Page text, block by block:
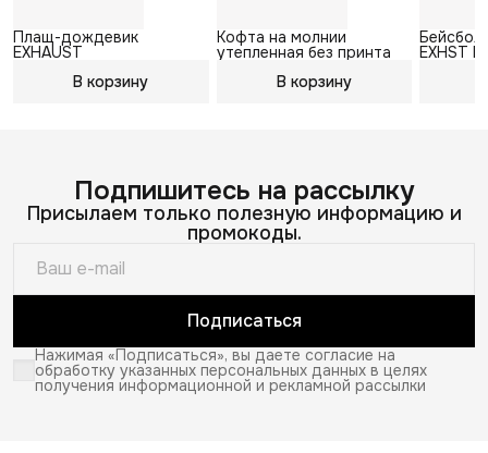
Плащ-дождевик
EXHAUST
В корзину
Кофта на молнии
утепленная без принта
В корзину
EXHST
Подпишитесь на рассылку
Присылаем только полезную информацию и
промокоды.
Подписаться
Нажимая «Подписаться», вы даете согласие на
обработку указанных персональных данных в целях
получения информационной и рекламной рассылки